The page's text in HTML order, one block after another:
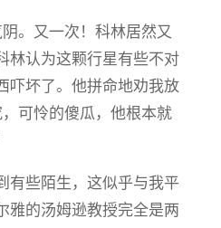
。又一次！科林居然又
林认为这颗行星有些不对
吓坏了。他拼命地劝我放
可怜的傻瓜，他根本就
有些陌生，这似乎与我平
雅的汤姆逊教授完全是两